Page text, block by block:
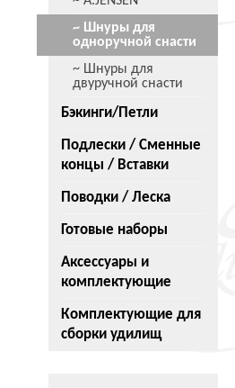
~ Шнуры для
одноручной снасти
~ Шнуры для
двуручной снасти
Бэкинги/Петли
Подлески / Сменные
концы / Вставки
Поводки / Леска
Готовые наборы
Аксессуары и
комплектующие
Комплектующие для
сборки удилищ